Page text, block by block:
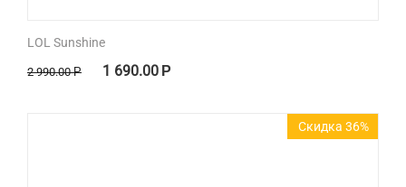
LOL Sunshine
2 990.00 Р 1 690.00 Р
Скидка 36%